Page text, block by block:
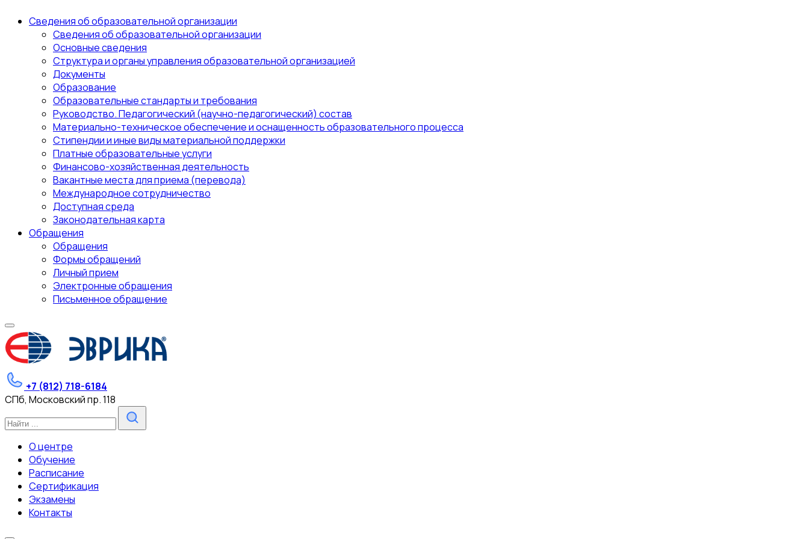
Сведения об образовательной организации
Сведения об образовательной организации
Основные сведения
Структура и органы управления образовательной организацией
Документы
Образование
Образовательные стандарты и требования
Руководство. Педагогический (научно-педагогический) состав
Материально-техническое обеспечение и оснащенность образовательного процесса
Стипендии и иные виды материальной поддержки
Платные образовательные услуги
Финансово-хозяйственная деятельность
Вакантные места для приема (перевода)
Международное сотрудничество
Доступная среда
Законодательная карта
Обращения
Обращения
Формы обращений
Личный прием
Электронные обращения
Письменное обращение
+7 (812) 718-6184
СПб, Московский пр. 118
О центре
Обучение
Расписание
Сертификация
Экзамены
Контакты